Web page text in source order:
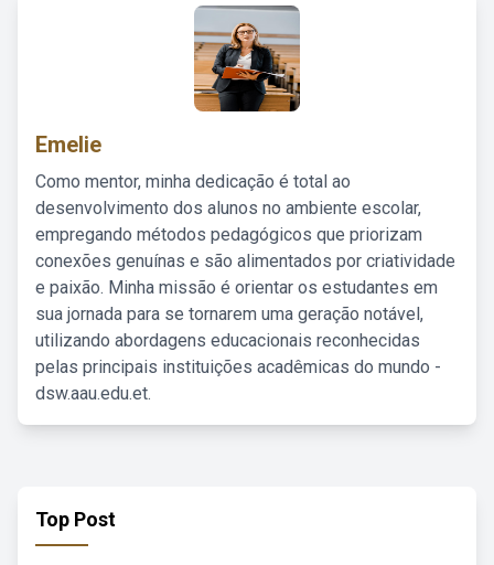
Emelie
Como mentor, minha dedicação é total ao
desenvolvimento dos alunos no ambiente escolar,
empregando métodos pedagógicos que priorizam
conexões genuínas e são alimentados por criatividade
e paixão. Minha missão é orientar os estudantes em
sua jornada para se tornarem uma geração notável,
utilizando abordagens educacionais reconhecidas
pelas principais instituições acadêmicas do mundo -
dsw.aau.edu.et.
Top Post